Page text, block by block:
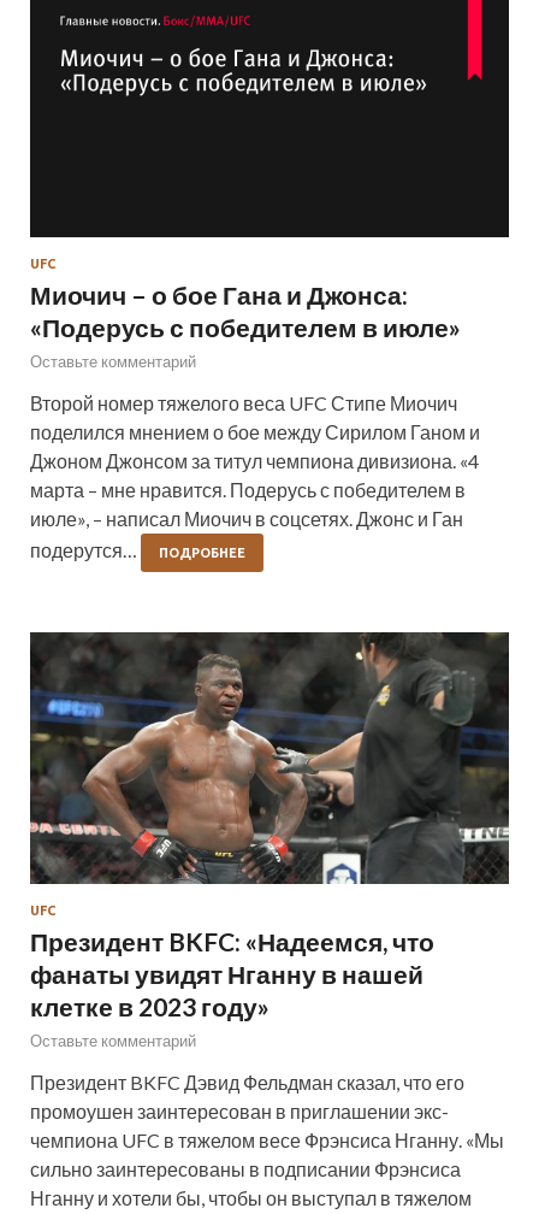
UFC
Миочич – о бое Гана и Джонса:
«Подерусь с победителем в июле»
Оставьте комментарий
Второй номер тяжелого веса UFC Стипе Миочич
поделился мнением о бое между Сирилом Ганом и
Джоном Джонсом за титул чемпиона дивизиона. «4
марта – мне нравится. Подерусь с победителем в
июле», – написал Миочич в соцсетях. Джонс и Ган
подерутся…
ПОДРОБНЕЕ
UFC
Президент BKFC: «Надеемся, что
фанаты увидят Нганну в нашей
клетке в 2023 году»
Оставьте комментарий
Президент BKFC Дэвид Фельдман сказал, что его
промоушен заинтересован в приглашении экс-
чемпиона UFC в тяжелом весе Фрэнсиса Нганну. «Мы
сильно заинтересованы в подписании Фрэнсиса
Нганну и хотели бы, чтобы он выступал в тяжелом